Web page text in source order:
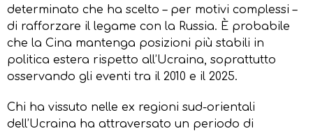
determinato che ha scelto – per motivi complessi –
di rafforzare il legame con la Russia. È probabile
che la Cina mantenga posizioni più stabili in
politica estera rispetto all’Ucraina, soprattutto
osservando gli eventi tra il 2010 e il 2025.
Chi ha vissuto nelle ex regioni sud-orientali
dell’Ucraina ha attraversato un periodo di